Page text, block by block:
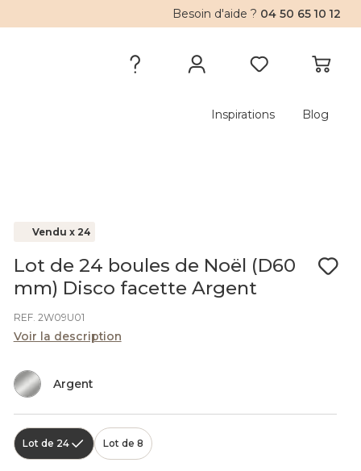
Besoin d'aide ? 04 50 65 10 12
Inspirations Blog
Vendu x 24
Lot de 24 boules de Noël (D60
mm) Disco facette Argent
REF. 2W09U01
Voir la description
Argent
Lot de 24 Lot de 8